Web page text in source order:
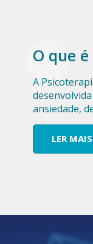
O que é
A
ansiedade,
LER MAIS